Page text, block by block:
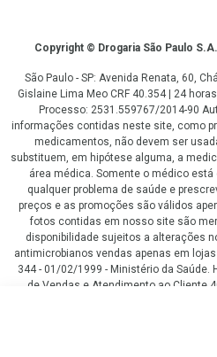
CopyrightCopyright © Drogaria São Paulo
São Paulo - SP: Avenida Renata, 60,
Gislaine Lima Meo CRF 40.354 | 24
Processo: 2531.559767/2014-90
informações contidas neste site, como
medicamentos, não devem ser
substituem, em hipótese alguma, a
área médica. Somente o médico
qualquer problema de saúde e
preços e as promoções são válidos
fotos contidas em nosso site são
disponibilidade sujeitos a alterações
antimicrobianos vendas apenas em
344 - 01/02/1999 - Ministério da Saúde.
de Vendas e Atendimento ao Cliente